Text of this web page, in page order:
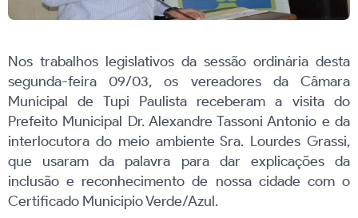
Nos trabalhos legislativos da sessão ordinária desta
segunda-feira 09/03, os vereadores da Câmara
Municipal de Tupi Paulista receberam a visita do
Prefeito Municipal Dr. Alexandre Tassoni Antonio e da
interlocutora do meio ambiente Sra. Lourdes Grassi,
que usaram da palavra para dar explicações da
inclusão e reconhecimento de nossa cidade com o
Certificado Municipio Verde/Azul.